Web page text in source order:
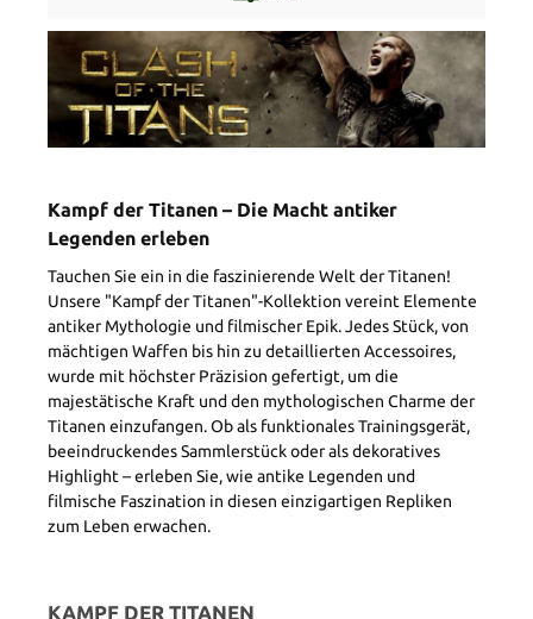
Kampf der Titanen – Die Macht antiker
Legenden erleben
Tauchen Sie ein in die faszinierende Welt der Titanen!
Unsere "Kampf der Titanen"-Kollektion vereint Elemente
antiker Mythologie und filmischer Epik. Jedes Stück, von
mächtigen Waffen bis hin zu detaillierten Accessoires,
wurde mit höchster Präzision gefertigt, um die
majestätische Kraft und den mythologischen Charme der
Titanen einzufangen. Ob als funktionales Trainingsgerät,
beeindruckendes Sammlerstück oder als dekoratives
Highlight – erleben Sie, wie antike Legenden und
filmische Faszination in diesen einzigartigen Repliken
zum Leben erwachen.
KAMPF DER TITANEN